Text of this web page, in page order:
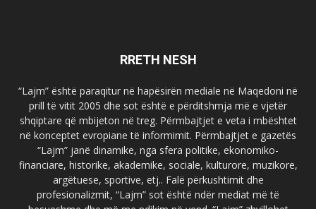
RRETH NESH
“Lajm” është paraqitur në hapësirën mediale në Maqedoni në
prill të vitit 2005 dhe sot është e përditshmja më e vjetër
shqiptare që mbijeton në treg. Përmbajtjet e veta i mbështet
në konceptet evropiane të informimit. Përmbajtjet e gazetës
“Lajm” janë dinamike, nga sfera politike, ekonomiko-
financiare, historike, akademike, sociale, kulturore, muzikore,
argëtuese, sportive, etj.. Falë përkushtimit dhe
profesionalizmit, “Lajm” sot është ndër mediat më të